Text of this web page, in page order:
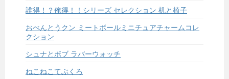
誰得！？俺得！！シリーズ セレクション 机と椅子
おべんとうクン ミートボールミニチュアチャームコレ
クション
シュナとボブ ラバーウォッチ
ねこねこてぶくろ